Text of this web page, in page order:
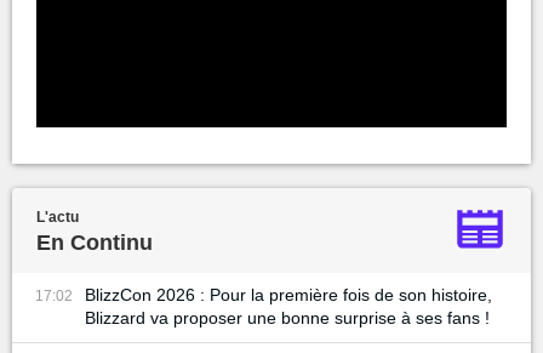
L'actu
En Continu
17:02
BlizzCon 2026 : Pour la première fois de son histoire,
Blizzard va proposer une bonne surprise à ses fans !